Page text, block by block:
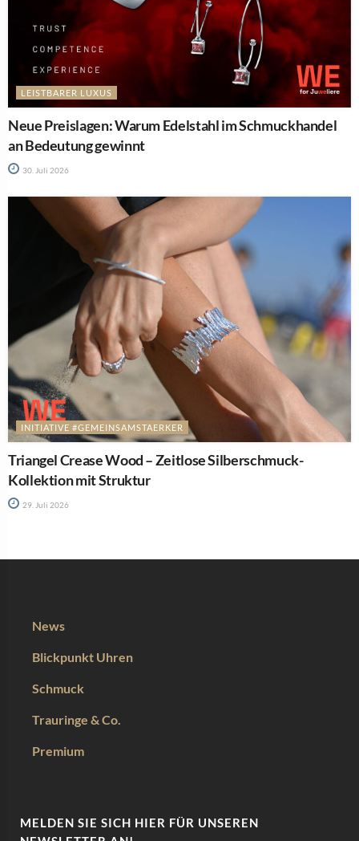
LEISTBARER LUXUS
Neue Preislagen: Warum Edelstahl im Schmuckhandel
an Bedeutung gewinnt
30. Juli 2026
INITIATIVE #GEMEINSAMSTAERKER
Triangel Crease Wood – Zeitlose Silberschmuck-
Kollektion mit Struktur
29. Juli 2026
News
Blickpunkt Uhren
Schmuck
Trauringe & Co.
Premium
MELDEN SIE SICH HIER FÜR UNSEREN